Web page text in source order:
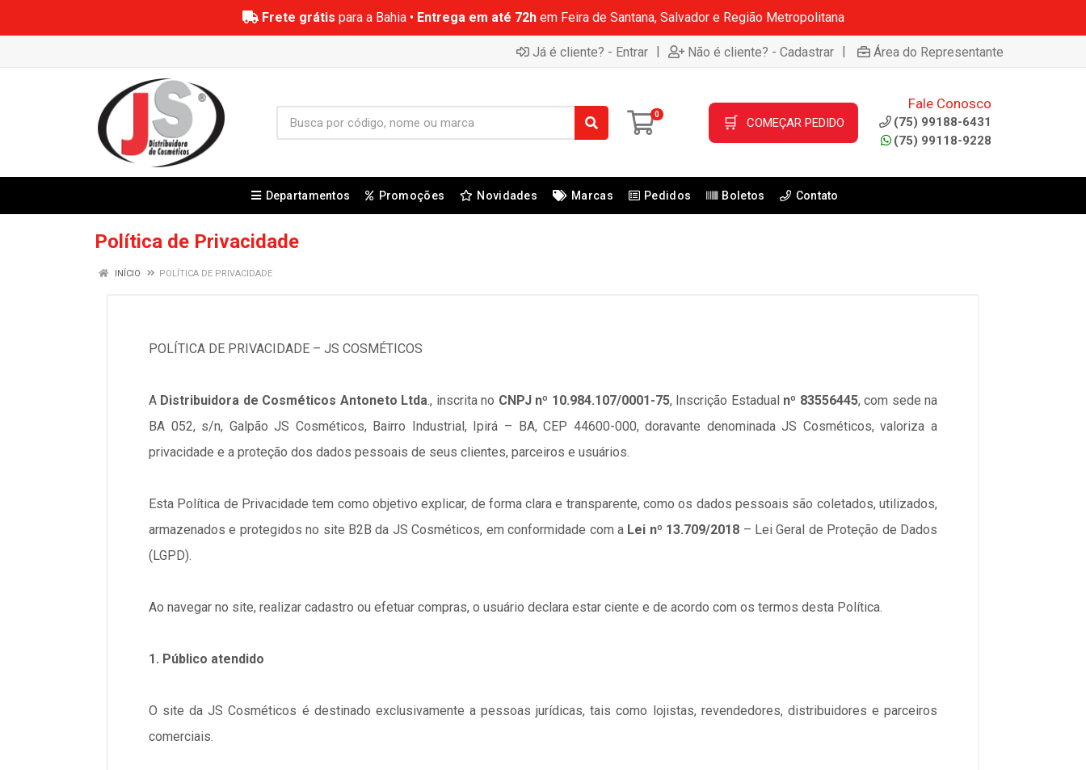
Frete grátis para a Bahia • Entrega em até 72hem Feira de Santana, Salvador e Região Metropolitana
Já é cliente? - Entrar | Não é cliente? - Cadastrar | Área do Representante
0 🛒 COMEÇAR PEDIDO
Fale Conosco
(75) 99188-6431
(75) 99118-9228
Departamentos Promoções Novidades Marcas Pedidos Boletos Contato
Política de Privacidade
INÍCIO POLÍTICA DE PRIVACIDADE
POLÍTICA DE PRIVACIDADE – JS COSMÉTICOS
A Distribuidora de Cosméticos Antoneto Ltda., inscrita no CNPJ nº 10.984.107/0001-75, Inscrição Estadual nº 83556445, com sede na
BA 052, s/n, Galpão JS Cosméticos, Bairro Industrial, Ipirá – BA, CEP 44600-000, doravante denominada JS Cosméticos, valoriza a
privacidade e a proteção dos dados pessoais de seus clientes, parceiros e usuários.
Esta Política de Privacidade tem como objetivo explicar, de forma clara e transparente, como os dados pessoais são coletados, utilizados,
armazenados e protegidos no site B2B da JS Cosméticos, em conformidade com a Lei nº 13.709/2018 – Lei Geral de Proteção de Dados
(LGPD).
Ao navegar no site, realizar cadastro ou efetuar compras, o usuário declara estar ciente e de acordo com os termos desta Política.
1. Público atendido
O site da JS Cosméticos é destinado exclusivamente a pessoas jurídicas, tais como lojistas, revendedores, distribuidores e parceiros
comerciais.